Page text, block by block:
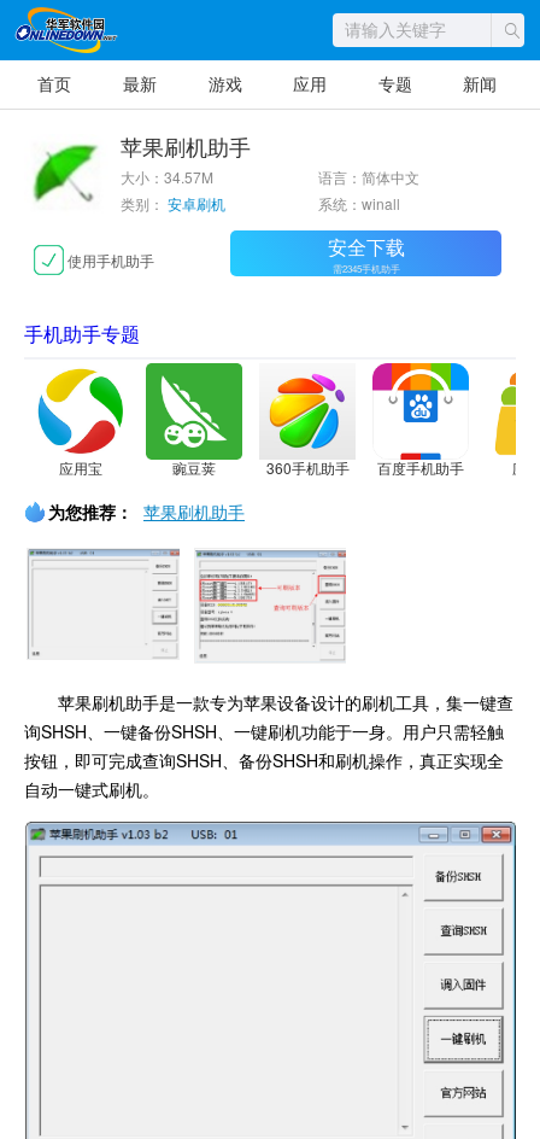
首页 最新 游戏 应用 专题 新闻
苹果刷机助手
大小：34.57M
语言：简体中文
类别： 安卓刷机 系统：winall
使用手机助手 安全下载
需2345手机助手
手机助手专题
应用宝 豌豆荚 360手机助手 百度手机助手 应
为您推荐： 苹果刷机助手
苹果刷机助手是一款专为苹果设备设计的刷机工具，集一键查
询SHSH、一键备份SHSH、一键刷机功能于一身。用户只需轻触
按钮，即可完成查询SHSH、备份SHSH和刷机操作，真正实现全
自动一键式刷机。